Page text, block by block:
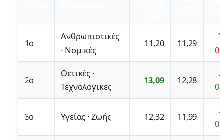
1ο
Ανθρωπιστικές
· Νομικές
11,20 11,29
2ο
Θετικές ·
Τεχνολογικές
13,09 12,28
3ο Υγείας · Ζωής 12,32 11,99